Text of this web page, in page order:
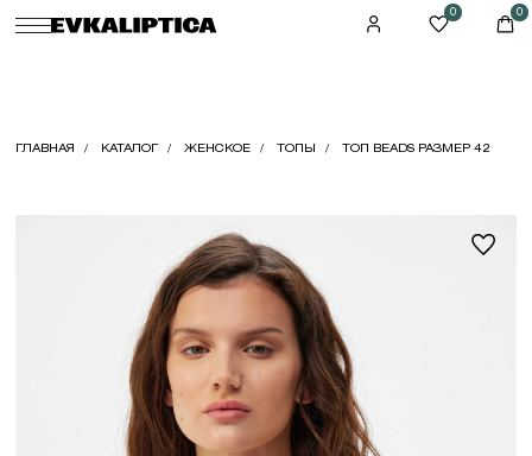
0 0
ГЛАВНАЯ КАТАЛОГ ЖЕНСКОЕ ТОПЫ ТОП BEADS РАЗМЕР 42